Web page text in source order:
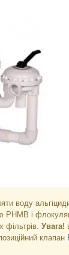
воду
PHMB і
фільтрів. Увага!
клапан